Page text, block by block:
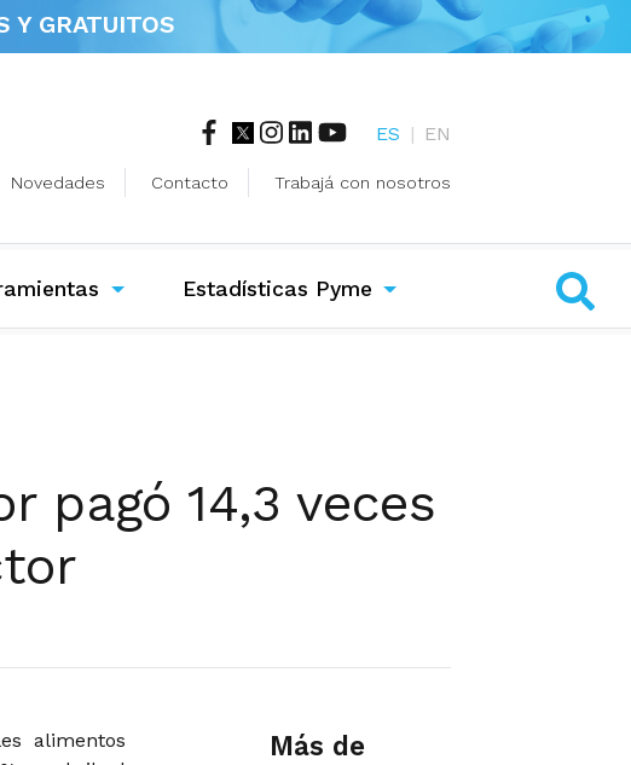
Y GRATUITOS
ES | EN
Novedades Contacto Trabajá con nosotros
Estadísticas Pyme
pagó 14,3 veces
alimentos
Más de